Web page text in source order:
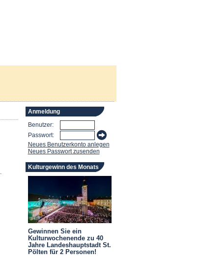
Anmeldung
Benutzer:
Passwort:
Neues Benutzerkonto anlegen
Neues Passwort zusenden
Kulturgewinn des Monats
Gewinnen Sie ein
Kulturwochenende zu 40
Jahre Landeshauptstadt St.
Pölten für 2 Personen!